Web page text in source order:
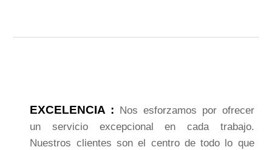
EXCELENCIA : Nos esforzamos por ofrecer
un servicio excepcional en cada trabajo.
Nuestros clientes son el centro de todo lo que